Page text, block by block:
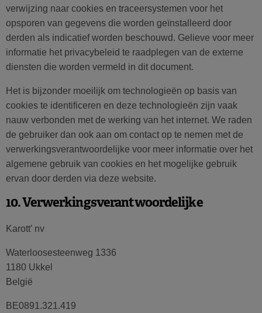
verwijzing naar cookies en traceersystemen voor het
opsporen van gegevens die worden geïnstalleerd door
derden als indicatief worden beschouwd. Gelieve voor meer
informatie het privacybeleid te raadplegen van de externe
diensten die worden vermeld in dit document.
Het is bijzonder moeilijk om technologieën op basis van
cookies te identificeren en deze technologieën zijn vaak
nauw verbonden met de werking van het internet. We raden
de gebruiker dan ook aan om contact op te nemen met de
verwerkingsverantwoordelijke voor meer informatie over het
algemene gebruik van cookies en het mogelijke gebruik
ervan door derden via deze website.
10. Verwerkingsverantwoordelijke
Karott’ nv
Waterloosesteenweg 1336
1180 Ukkel
België
BE0891.321.419